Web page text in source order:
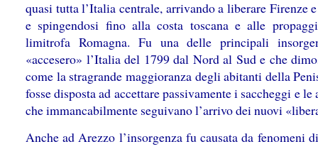
quasi tutta l’Italia centrale, arrivando a liberare Firenze
e spingendosi fino alla costa toscana e alle
limitrofa Romagna. Fu una delle principali
«accesero» l’Italia del 1799 dal Nord al Sud e che
come la stragrande maggioranza degli abitanti della
fosse disposta ad accettare passivamente i saccheggi e le
che immancabilmente seguivano l’arrivo dei nuovi
Anche ad Arezzo l’insorgenza fu causata da fenomeni